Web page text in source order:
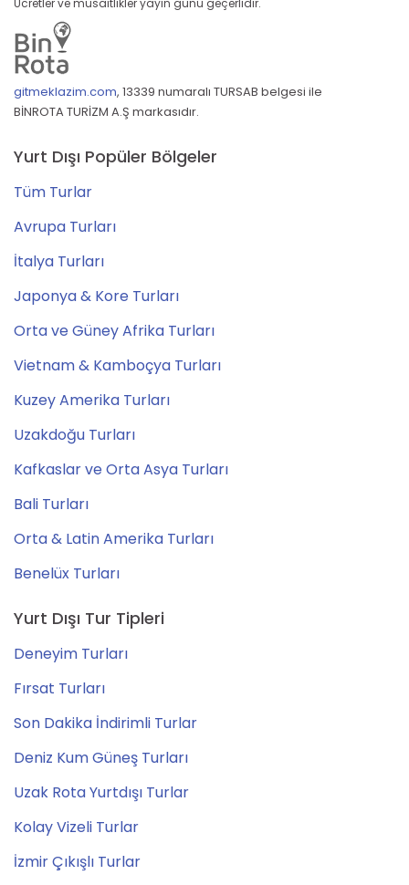
Ücretler ve müsaitlikler yayın günü geçerlidir.
gitmeklazim.com, 13339 numaralı TURSAB belgesi ile
BİNROTA TURİZM A.Ş markasıdır.
Yurt Dışı Popüler Bölgeler
Tüm Turlar
Avrupa Turları
İtalya Turları
Japonya & Kore Turları
Orta ve Güney Afrika Turları
Vietnam & Kamboçya Turları
Kuzey Amerika Turları
Uzakdoğu Turları
Kafkaslar ve Orta Asya Turları
Bali Turları
Orta & Latin Amerika Turları
Benelüx Turları
Yurt Dışı Tur Tipleri
Deneyim Turları
Fırsat Turları
Son Dakika İndirimli Turlar
Deniz Kum Güneş Turları
Uzak Rota Yurtdışı Turlar
Kolay Vizeli Turlar
İzmir Çıkışlı Turlar